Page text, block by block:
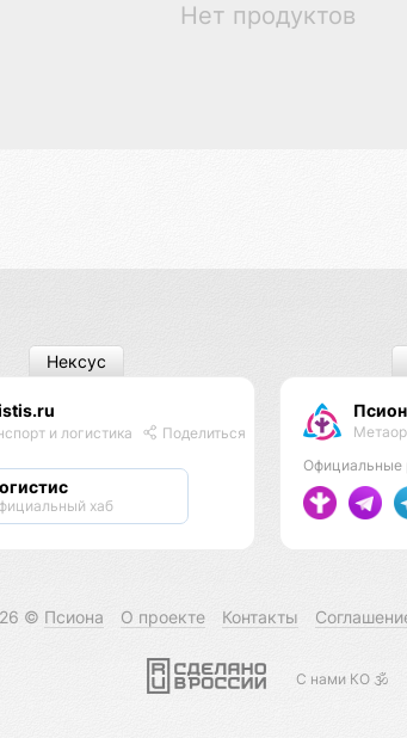
Нет продуктов
и логистика Поделиться
хаб
Нексус
Официальные
© Псиона О проекте Контакты
С нами КО 🕉️